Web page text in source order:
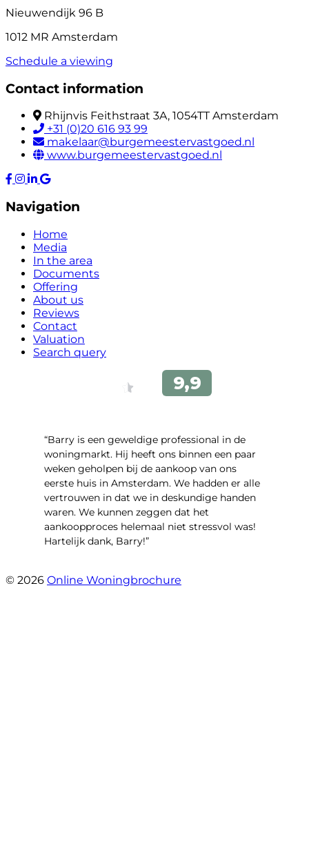
Nieuwendijk 96 B
1012 MR Amsterdam
Schedule a viewing
Contact information
Rhijnvis Feithstraat 3A, 1054TT Amsterdam
+31 (0)20 616 93 99
makelaar@burgemeestervastgoed.nl
www.burgemeestervastgoed.nl
Navigation
Home
Media
In the area
Documents
Offering
About us
Reviews
Contact
Valuation
Search query
“Barry is een geweldige professional in de
woningmarkt. Hij heeft ons binnen een paar
weken geholpen bij de aankoop van ons
eerste huis in Amsterdam. We hadden er alle
vertrouwen in dat we in deskundige handen
waren. We kunnen zeggen dat het
aankoopproces helemaal niet stressvol was!
Hartelijk dank, Barry!”
© 2026 Online Woningbrochure